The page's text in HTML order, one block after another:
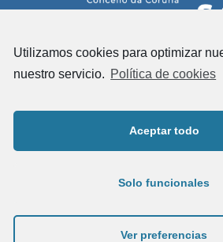
Utilizamos cookies para optimizar
nuestro servicio. Política de cookies
Aceptar todo
Solo funcionales
Ver preferencias